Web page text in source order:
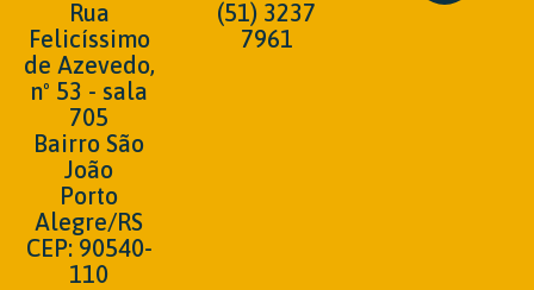
Rua
Felicíssimo
de Azevedo,
nº 53 - sala
705
Bairro São
João
Porto
Alegre/RS
CEP: 90540-
110
(51) 3237
7961